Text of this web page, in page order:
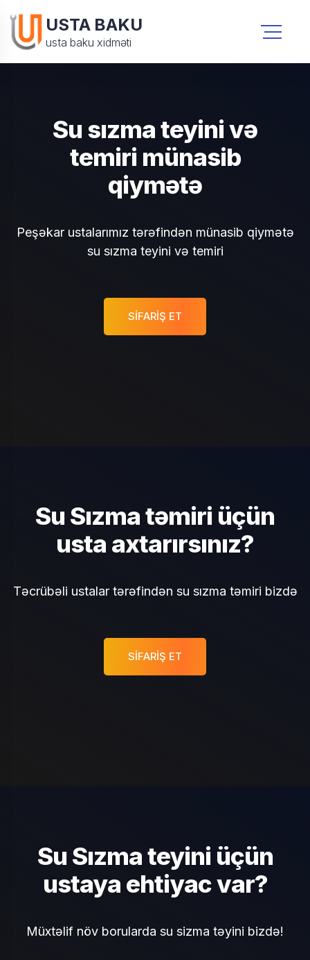
USTA BAKU
usta baku xidməti
Su sızma teyini və
temiri münasib
qiymətə
Peşəkar ustalarımız tərəfindən münasib qiymətə
su sızma teyini və temiri
SIFARIŞ ET
Su Sızma təmiri üçün
usta axtarırsınız?
Təcrübəli ustalar tərəfindən su sızma təmiri bizdə
SIFARIŞ ET
Su Sızma teyini üçün
ustaya ehtiyac var?
Müxtəlif növ borularda su sizma təyini bizdə!